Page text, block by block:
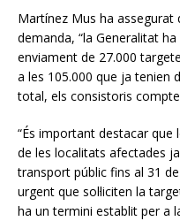
Martínez Mus ha
demanda, “la Generalitat
enviament de 27.000
a les 105.000 que ja tenien
total, els consistoris
“És important destacar que
de les localitats afectades
transport públic fins al 31
urgent que sol·liciten la
ha un termini establit per a